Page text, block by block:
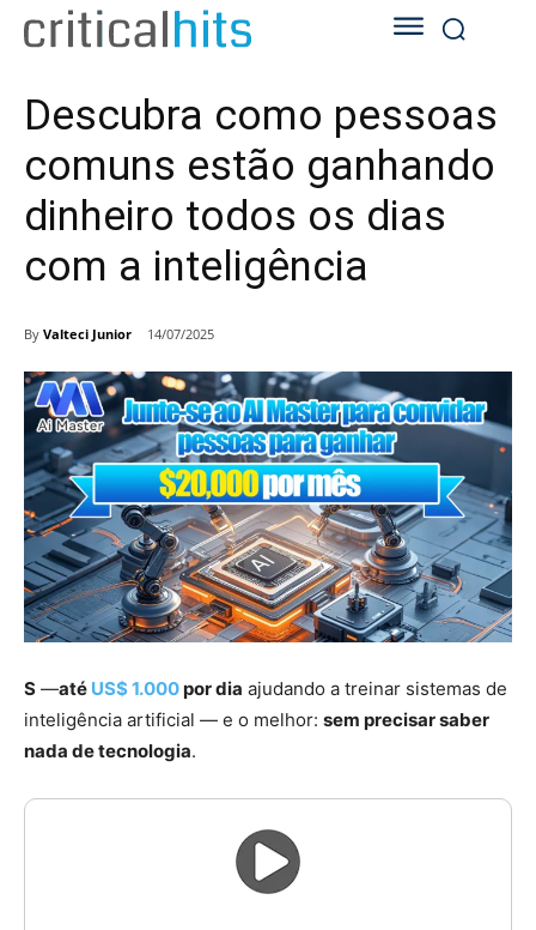
Descubra como pessoas
comuns estão ganhando
dinheiro todos os dias
com a inteligência
By Valteci Junior 14/07/2025
S —até US$ 1.000por dia ajudando a treinar sistemas de
inteligência artificial — e o melhor: sem precisar saber
nada de tecnologia.